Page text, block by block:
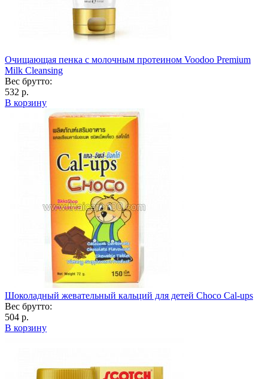
Очищающая пенка с молочным протеином Voodoo Premium
Milk Cleansing
Вес брутто:
532 р.
В корзину
Шоколадный жевательный кальций для детей Choco Cal-ups
Вес брутто:
504 р.
В корзину